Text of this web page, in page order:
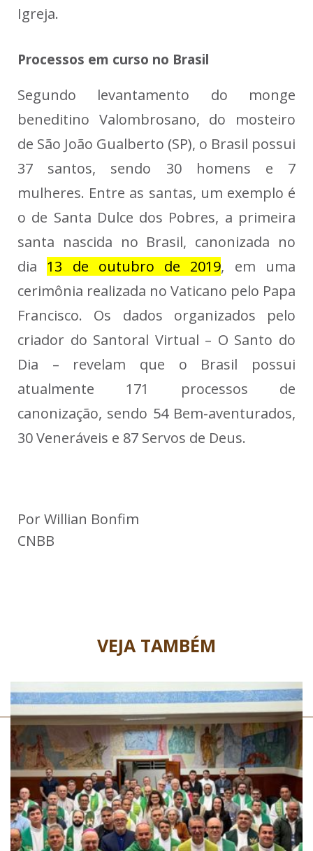
Igreja.
Processos em curso no Brasil
Segundo levantamento do monge
beneditino Valombrosano, do mosteiro
de São João Gualberto (SP), o Brasil possui
37 santos, sendo 30 homens e 7
mulheres. Entre as santas, um exemplo é
o de Santa Dulce dos Pobres, a primeira
santa nascida no Brasil, canonizada no
dia 13 de outubro de 2019, em uma
cerimônia realizada no Vaticano pelo Papa
Francisco. Os dados organizados pelo
criador do Santoral Virtual – O Santo do
Dia – revelam que o Brasil possui
atualmente 171 processos de
canonização, sendo 54 Bem-aventurados,
30 Veneráveis e 87 Servos de Deus.
Por Willian Bonfim
CNBB
VEJA TAMBÉM